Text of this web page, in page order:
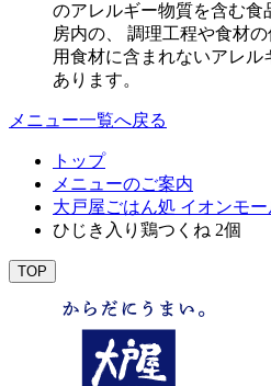
のアレルギー物質を含む
房内の、 調理工程や食材
用食材に含まれないアレ
あります。
メニュー一覧へ戻る
トップ
メニューのご案内
大戸屋ごはん処 イオンモ
ひじき入り鶏つくね 2個
TOP